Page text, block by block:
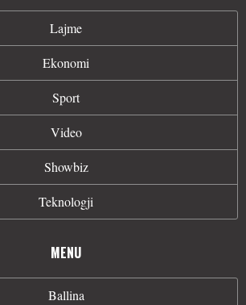
Lajme
Ekonomi
Sport
Video
Showbiz
Teknologji
MENU
Ballina